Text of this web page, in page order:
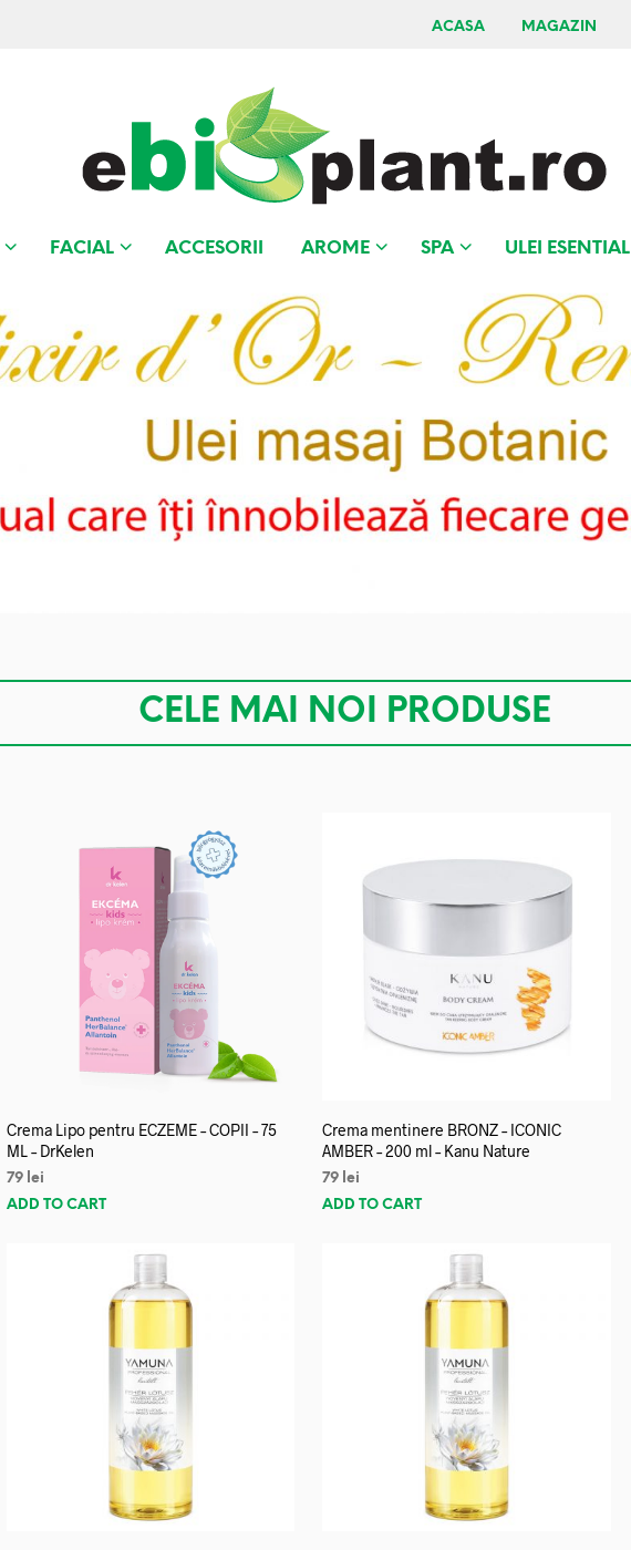
ACASA MAGAZIN
FACIAL ACCESORII AROME SPA ULEI ESENTIAL
CELE MAI NOI PRODUSE
Crema Lipo pentru ECZEME – COPII – 75
ML – DrKelen
79 lei
ADD TO CART
Crema mentinere BRONZ – ICONIC
AMBER – 200 ml – Kanu Nature
79 lei
ADD TO CART